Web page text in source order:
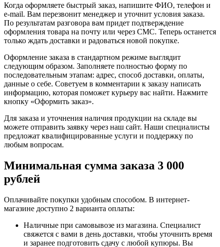
Когда оформляете быстрый заказ, напишите ФИО, телефон и
e-mail. Вам перезвонит менеджер и уточнит условия заказа.
По результатам разговора вам придет подтверждение
оформления товара на почту или через СМС. Теперь останется
только ждать доставки и радоваться новой покупке.
Оформление заказа в стандартном режиме выглядит
следующим образом. Заполняете полностью форму по
последовательным этапам: адрес, способ доставки, оплаты,
данные о себе. Советуем в комментарии к заказу написать
информацию, которая поможет курьеру вас найти. Нажмите
кнопку «Оформить заказ».
Для заказа и уточнения наличия продукции на складе вы
можете отправить заявку через наш сайт. Наши специалисты
предложат квалифицированные услуги и поддержку по
любым вопросам.
Минимальная сумма заказа 3 000
рублей
Оплачивайте покупки удобным способом. В интернет-
магазине доступно 2 варианта оплаты:
Наличные при самовывозе из магазина. Специалист
свяжется с вами в день доставки, чтобы уточнить время
и заранее подготовить сдачу с любой купюры. Вы